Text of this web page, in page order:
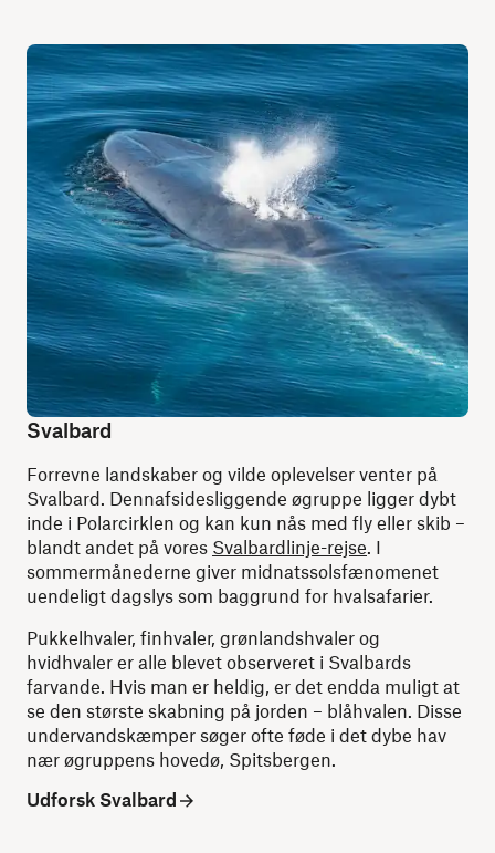
Svalbard
Forrevne landskaber og vilde oplevelser venter på
Svalbard. Dennafsidesliggende øgruppe ligger dybt
inde i Polarcirklen og kan kun nås med fly eller skib –
blandt andet på vores Svalbardlinje-rejse . I
sommermånederne giver midnatssolsfænomenet
uendeligt dagslys som baggrund for hvalsafarier.
Pukkelhvaler, finhvaler, grønlandshvaler og
hvidhvaler er alle blevet observeret i Svalbards
farvande. Hvis man er heldig, er det endda muligt at
se den største skabning på jorden – blåhvalen. Disse
undervandskæmper søger ofte føde i det dybe hav
nær øgruppens hovedø, ​​Spitsbergen.
Udforsk Svalbard